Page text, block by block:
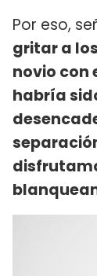
Por eso,
gritar a
novio con
habría